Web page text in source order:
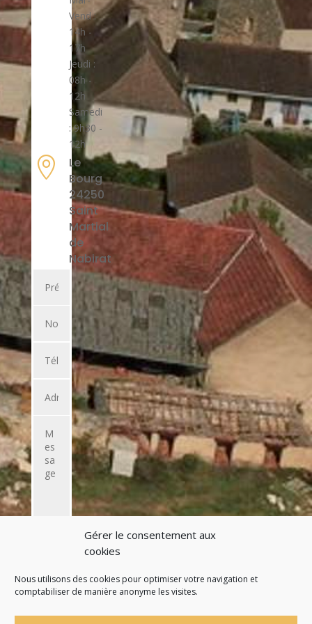
Gérer le consentement aux
cookies
Nous utilisons des cookies pour optimiser votre navigation et
comptabiliser de manière anonyme les visites.
Vend :
14h -
17h
Jeudi :
08h -
12h
Samedi
: 9h30 -
12h

Le
Bourg
24250
Saint
Martial
de
Nabirat